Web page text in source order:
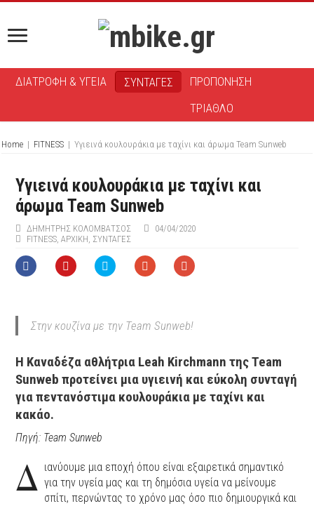
ΔΙΑΤΡΟΦΗ & ΥΓΕΙΑ ΣΥΝΤΑΓΕΣ
ΠΡΟΠΟΝΗΣΗ
ΤΡΙΑΘΛΟ
Home | FITNESS | Υγιεινά κουλουράκια με ταχίνι και άρωμα Team Sunweb
Υγιεινά κουλουράκια με ταχίνι και
άρωμα Team Sunweb
ΔΗΜΉΤΡΗΣ ΚΟΛΟΜΒΆΤΣΟΣ
04/04/2020
FITNESS,ΑΡΧΙΚΉ, ΣΥΝΤΑΓΕΣ
Στην κουζίνα με την Team Sunweb!
Η Καναδέζα αθλήτρια Leah Kirchmann της Team
Sunweb προτείνει μια υγιεινή και εύκολη συνταγή
για πεντανόστιμα κουλουράκια με ταχίνι και
κακάο.
Πηγή: Team Sunweb
Δ ιανύουμε μια εποχή όπου είναι εξαιρετικά σημαντικό
για την υγεία μας και τη δημόσια υγεία να μείνουμε
σπίτι, περνώντας το χρόνο μας όσο πιο δημιουργικά και